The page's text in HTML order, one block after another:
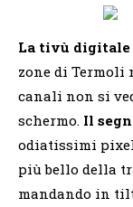
La tivù digitale
zone di Termoli
canali non si
schermo. Il
odiatissimi
più bello della
mandando in